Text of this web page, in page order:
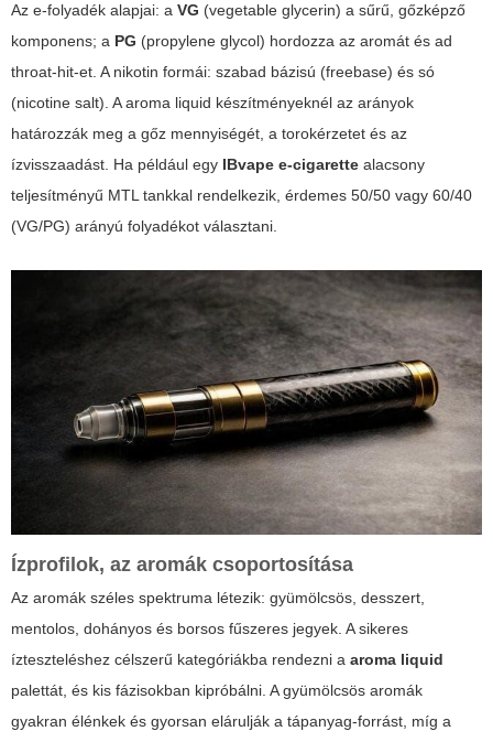
Az e-folyadék alapjai: a VG (vegetable glycerin) a sűrű, gőzképző
komponens; a PG (propylene glycol) hordozza az aromát és ad
throat-hit-et. A nikotin formái: szabad bázisú (freebase) és só
(nicotine salt). Aaroma liquid készítményeknél az arányok
határozzák meg a gőz mennyiségét, a torokérzetet és az
ízvisszaadást. Ha például egy IBvape e-cigarette alacsony
teljesítményű MTL tankkal rendelkezik, érdemes 50/50 vagy 60/40
(VG/PG) arányú folyadékot választani.
Ízprofilok, az aromák csoportosítása
Az aromák széles spektruma létezik: gyümölcsös, desszert,
mentolos, dohányos és borsos fűszeres jegyek. A sikeres
ízteszteléshez célszerű kategóriákba rendezni a aroma liquid
palettát, és kis fázisokban kipróbálni. A gyümölcsös aromák
gyakran élénkek és gyorsan elárulják a tápanyag-forrást, míg a